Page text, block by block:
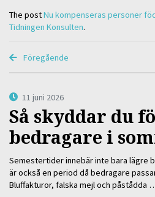
The postNu kompenseras personer
Tidningen Konsulten.
Föregående
11 juni 2026
Så skyddar du
bedragare i
Semestertider innebär inte bara lägre
är också en period då bedragare
Bluffakturor, falska mejl och påstådda